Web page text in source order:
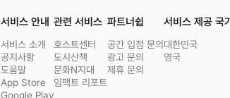
서비스 안내
서비스 소개
공지사항
도움말
App Store
Google Play
관련 서비스
호스트센터
도시산책
문화N지대
임팩트 리포트
파트너쉽
공간 입점 문의
광고 문의
제휴 문의
서비스 제공 국
대한민국
영국